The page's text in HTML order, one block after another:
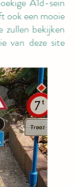
ook een mooie
zullen bekijken
van deze site